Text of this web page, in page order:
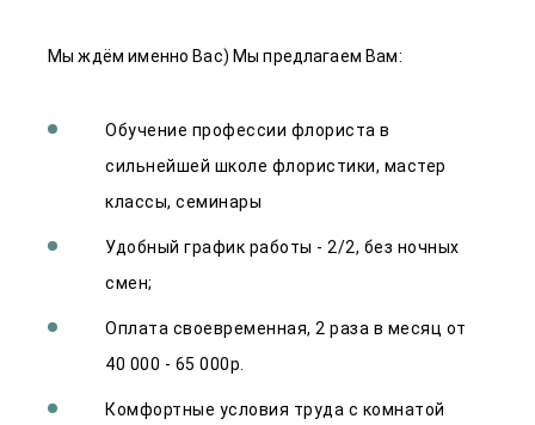
Мы ждём именно Вас) Мы предлагаем Вам:
Обучение профессии флориста в
сильнейшей школе флористики, мастер
классы, семинары
Удобный график работы - 2/2, без ночных
смен;
Оплата своевременная, 2 раза в месяц от
40 000 - 65 000р.
Комфортные условия труда с комнатой